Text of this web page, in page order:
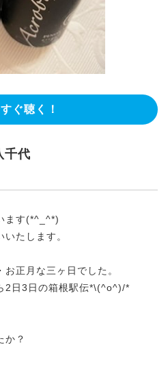
ぐ聴く！
千代
ます(*^_^*)
たします。
正月な三ヶ日でした。
2日3日の箱根駅伝*\(^o^)/*
か？